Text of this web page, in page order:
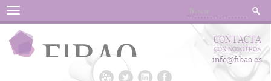
Menu
CONTACTA
CON NOSOTROS
info@fibao.es